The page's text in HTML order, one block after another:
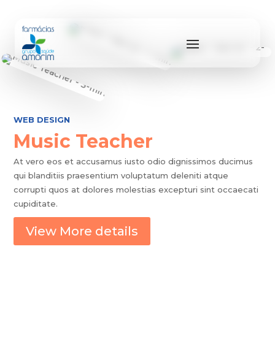
WEB DESIGN
Music Teacher
At vero eos et accusamus iusto odio dignissimos ducimus
qui blanditiis praesentium voluptatum deleniti atque
corrupti quos at dolores molestias excepturi sint occaecati
cupiditate.
View More details